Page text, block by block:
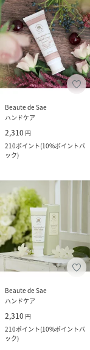
Beaute de Sae
ハンドケア
2,310 円
210ポイント(10%ポイントバ
ック)
Beaute de Sae
ハンドケア
2,310 円
210ポイント(10%ポイントバ
ック)